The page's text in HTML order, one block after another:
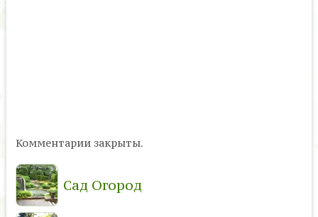
Комментарии закрыты.
Сад Огород